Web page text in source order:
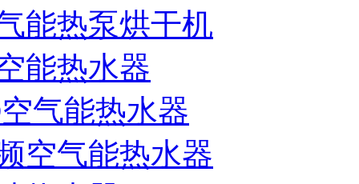
能热泵烘干机
能热水器
气能热水器
空气能热水器